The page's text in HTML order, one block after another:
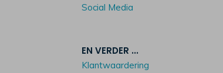
Social Media
EN VERDER ...
Klantwaardering